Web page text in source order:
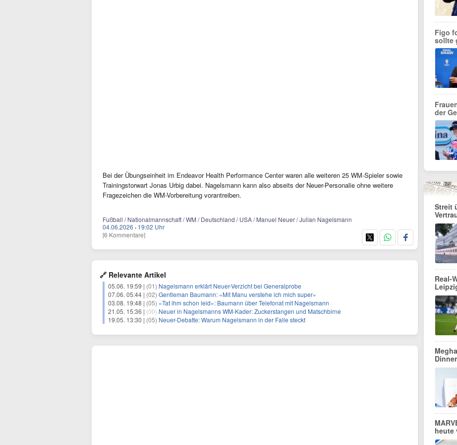
Bei der Übungseinheit im Endeavor Health Performance Center waren alle weiteren 25 WM-Spieler sowie
Trainingstorwart Jonas Urbig dabei. Nagelsmann kann also abseits der Neuer-Personalie ohne weitere
Fragezeichen die WM-Vorbereitung vorantreiben.
Fußball / Nationalmannschaft / WM / Deutschland / USA / Manuel Neuer / Julian Nagelsmann
04.06.2026 · 19:02 Uhr
[6 Kommentare]
🔗 Relevante Artikel
05.06. 19:59 | (01) Nagelsmann erklärt Neuer-Verzicht bei Generalprobe
07.06. 05:44 | (02) Gentleman Baumann: «Mit Manu verstehe ich mich super»
03.08. 19:48 | (05) «Tat ihm schon leid»: Baumann über Telefonat mit Nagelsmann
21.05. 15:36 | (00) Neuer in Nagelsmanns WM-Kader: Zuckerstangen und Matschbirne
19.05. 13:30 | (05) Neuer-Debatte: Warum Nagelsmann in der Falle steckt
Figo
sollte
der
Streit
Real-
heute